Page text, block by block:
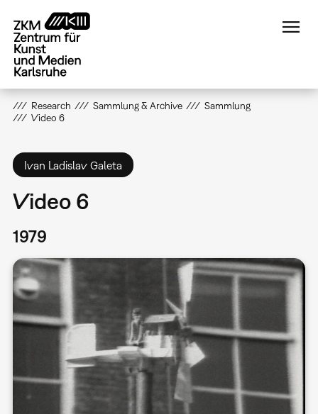
zum
Inhalt
Research Sammlung & Archive
Sammlung
Video 6
Ivan Ladislav Galeta
Video 6
1979